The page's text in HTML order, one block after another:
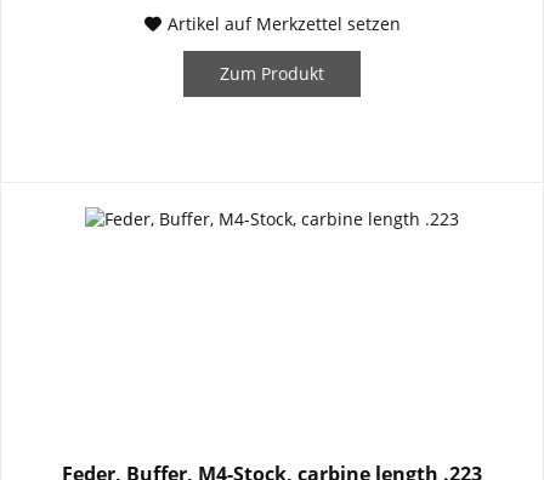
Artikel auf Merkzettel setzen
Zum Produkt
Feder, Buffer, M4-Stock, carbine length .223